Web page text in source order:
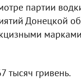
партии
Донецкой
тысяч гривень.